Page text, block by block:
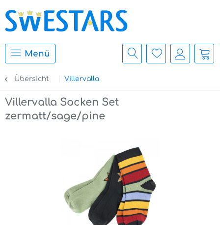
Menü
Übersicht Villervalla
Villervalla Socken Set
zermatt/sage/pine